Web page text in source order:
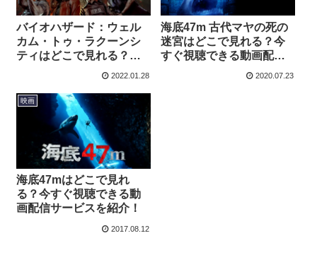
バイオハザード：ウェル
カム・トゥ・ラクーンシ
ティはどこで見れる？今
すぐ視聴できる動画配信
2022.01.28
海底47m 古代マヤの死の
迷宮はどこで見れる？今
すぐ視聴できる動画配信
サービスを紹介！
2020.07.23
映画
海底47mはどこで見れ
る？今すぐ視聴できる動
画配信サービスを紹介！
2017.08.12